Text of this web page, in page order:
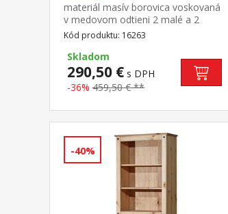
materiál masív borovica voskovaná
v medovom odtieni 2 malé a 2
veľké zásuvky, kovové ozdobné
úchytky vhodný doplnok je
nadstavec CORONA 16463 súčasť
zostavy Corona
Kód produktu: 16263
Skladom
290,50 € s DPH
-36% 459,50 € **
-40%